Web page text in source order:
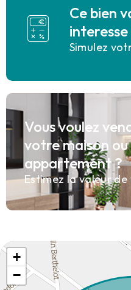
Ce bien
interesse
Simulez
Vous voulez
votre maison ou
appartement ?
Estimez la valeur
+
−